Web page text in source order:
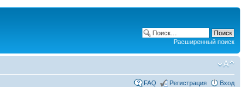
Расширенный поиск
FAQ Регистрация Вход